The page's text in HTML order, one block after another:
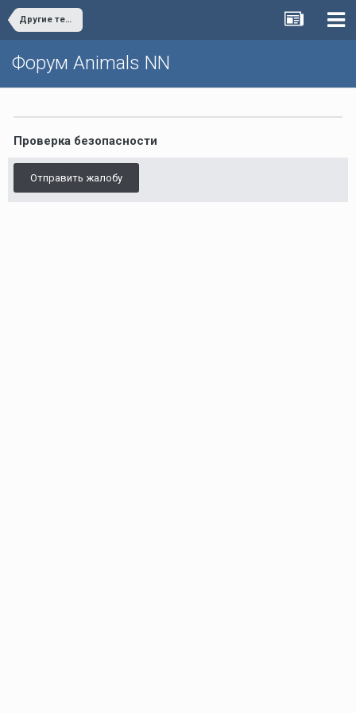
Другие террариумные животные
Форум Animals NN
Проверка безопасности
Отправить жалобу